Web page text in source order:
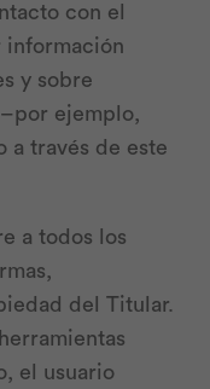
con el
y sobre
ejemplo,
a través de este
a todos los
del Titular.
el usuario